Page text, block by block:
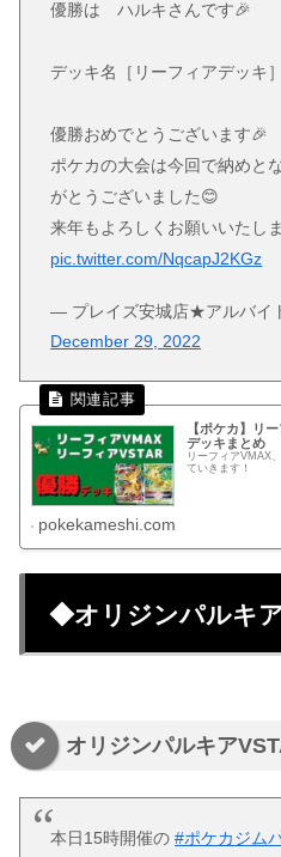
優勝は ハルキさんです🎉
デッキ名［リーフィアデッキ］
優勝おめでとうございます🎉
ポケカの大会は今回で納めと
がとうございました😊
来年もよろしくお願いいたし
pic.twitter.com/NqcapJ2KGz
— プレイズ安城店★アルバイ
December 29, 2022
【ポケカ】リ
デッキまとめ
リーフィアVMAX
ていきます！
pokekameshi.com
◆オリジンパルキ
オリジンパルキア
本日15時開催の#ポケカジム